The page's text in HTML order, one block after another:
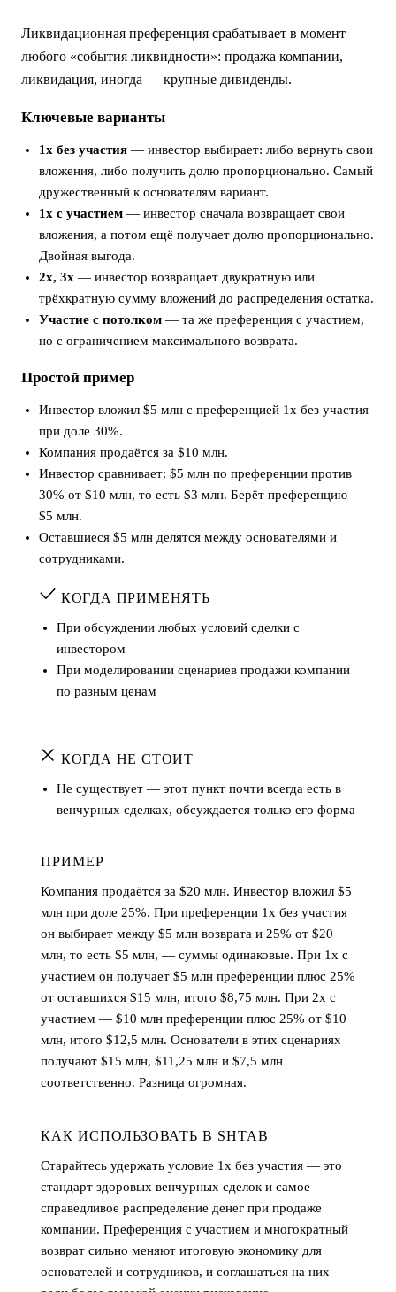
Ликвидационная преференция срабатывает в момент
любого «события ликвидности»: продажа компании,
ликвидация, иногда — крупные дивиденды.
Ключевые варианты
1x без участия — инвестор выбирает: либо вернуть свои
вложения, либо получить долю пропорционально. Самый
дружественный к основателям вариант.
1x с участием — инвестор сначала возвращает свои
вложения, а потом ещё получает долю пропорционально.
Двойная выгода.
2x, 3x — инвестор возвращает двукратную или
трёхкратную сумму вложений до распределения остатка.
Участие с потолком — та же преференция с участием,
но с ограничением максимального возврата.
Простой пример
Инвестор вложил $5 млн с преференцией 1x без участия
при доле 30%.
Компания продаётся за $10 млн.
Инвестор сравнивает: $5 млн по преференции против
30% от $10 млн, то есть $3 млн. Берёт преференцию —
$5 млн.
Оставшиеся $5 млн делятся между основателями и
сотрудниками.
КОГДА ПРИМЕНЯТЬ
При обсуждении любых условий сделки с
инвестором
При моделировании сценариев продажи компании
по разным ценам
КОГДА НЕ СТОИТ
Не существует — этот пункт почти всегда есть в
венчурных сделках, обсуждается только его форма
ПРИМЕР
Компания продаётся за $20 млн. Инвестор вложил $5
млн при доле 25%. При преференции 1x без участия
он выбирает между $5 млн возврата и 25% от $20
млн, то есть $5 млн, — суммы одинаковые. При 1x с
участием он получает $5 млн преференции плюс 25%
от оставшихся $15 млн, итого $8,75 млн. При 2x с
участием — $10 млн преференции плюс 25% от $10
млн, итого $12,5 млн. Основатели в этих сценариях
получают $15 млн, $11,25 млн и $7,5 млн
соответственно. Разница огромная.
КАК ИСПОЛЬЗОВАТЬ В SHTAB
Старайтесь удержать условие 1x без участия — это
стандарт здоровых венчурных сделок и самое
справедливое распределение денег при продаже
компании. Преференция с участием и многократный
возврат сильно меняют итоговую экономику для
основателей и сотрудников, и соглашаться на них